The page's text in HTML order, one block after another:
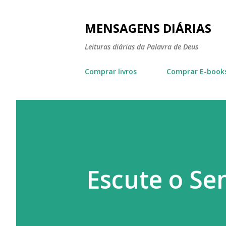
MENSAGENS DIÁRIAS
Leituras diárias da Palavra de Deus
Comprar livros Comprar E-
Escute o